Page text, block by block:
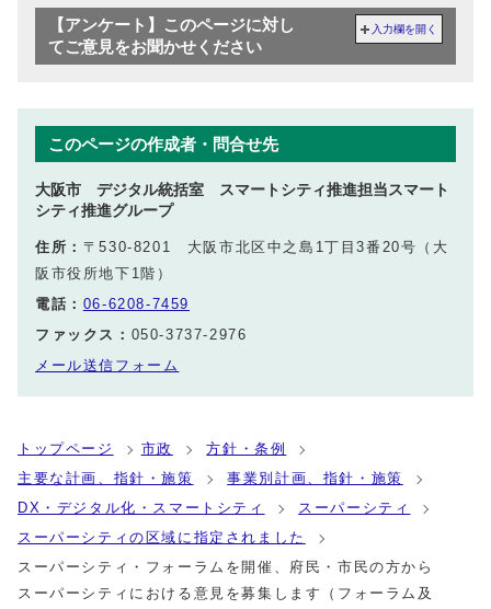
【アンケート】このページに対し
てご意見をお聞かせください
入力欄を開く
このページの作成者・問合せ先
大阪市 デジタル統括室 スマートシティ推進担当スマート
シティ推進グループ
住所： 〒530-8201 大阪市北区中之島1丁目3番20号（大
阪市役所地下1階）
電話： 06-6208-7459
ファックス： 050-3737-2976
メール送信フォーム
トップページ 市政
方針・条例
主要な計画、指針・施策
事業別計画、指針・施策
DX・デジタル化・スマートシティ
スーパーシティ
スーパーシティの区域に指定されました
スーパーシティ・フォーラムを開催、府民・市民の方から
スーパーシティにおける意見を募集します（フォーラム及